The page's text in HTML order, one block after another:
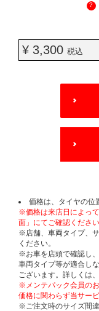
?
¥ 3,300 税込
OPTIONS
価格は、タイヤの位
※価格は来店日によっ
面」にてご確認ください
※店舗、車両タイプ、
ください。
※お車を店頭で確認し
車両タイプ等が適合し
ございます。詳しくは
※メンテパック会員の
価格に関わらず当サー
※ご注文時のサイズ間